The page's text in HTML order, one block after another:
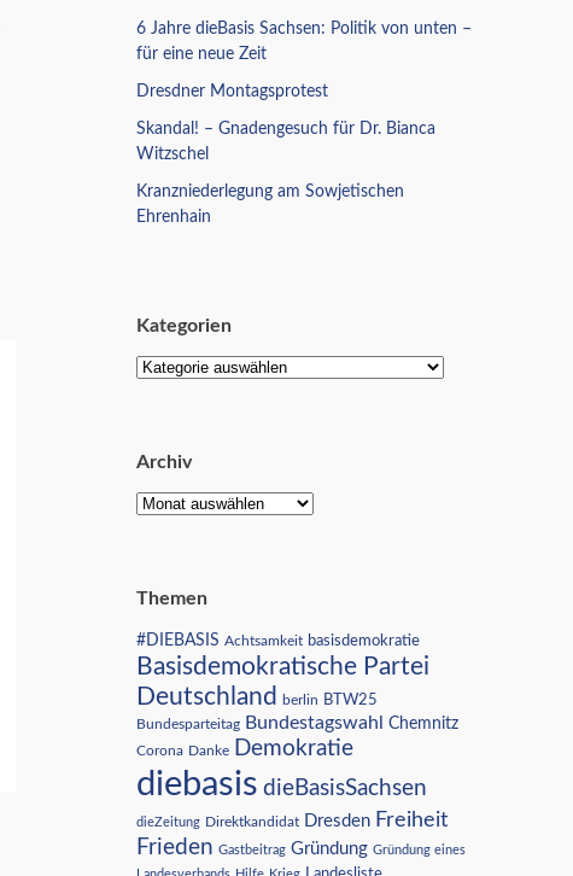
6 Jahre dieBasis Sachsen: Politik von unten –
für eine neue Zeit
Dresdner Montagsprotest
Skandal! – Gnadengesuch für Dr. Bianca
Witzschel
Kranzniederlegung am Sowjetischen
Ehrenhain
Kategorien
Archiv
Themen
#DIEBASIS Achtsamkeit basisdemokratie
Basisdemokratische Partei
Deutschland
berlin BTW25
Bundesparteitag Bundestagswahl Chemnitz
Corona Danke Demokratie
diebasis dieBasisSachsen
dieZeitung Direktkandidat Dresden Freiheit
Frieden Gastbeitrag Gründung Gründung eines